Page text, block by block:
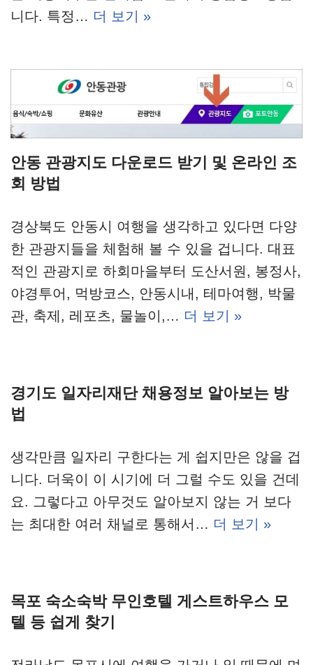
니다. 특정… 더 보기 »
안동 관광지도 다운로드 받기 및 온라인 조
회 방법
경상북도 안동시 여행을 생각하고 있다면 다양
한 관광지들을 체험해 볼 수 있을 겁니다. 대표
적인 관광지로 하회마을부터 도산서원, 봉정사,
야경투어, 먹방코스, 안동시내, 테마여행, 박물
관, 축제, 레포츠, 물놀이,… 더 보기 »
경기도 일자리재단 채용정보 알아보는 방
법
생각만큼 일자리 구한다는 게 쉽지만은 않을 겁
니다. 더욱이 이 시기에 더 그럴 수도 있을 건데
요. 그렇다고 아무것도 알아보지 않는 거 보다
는 최대한 여러 채널로 통해서… 더 보기 »
목포 숙소숙박 무인호텔 게스트하우스 모
텔 등 쉽게 찾기